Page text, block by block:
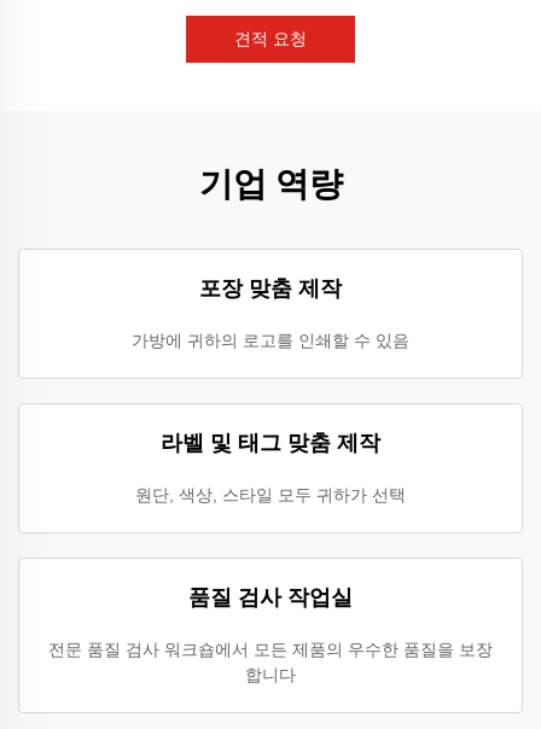
견적 요청
기업 역량
포장 맞춤 제작
가방에 귀하의 로고를 인쇄할 수 있음
라벨 및 태그 맞춤 제작
원단, 색상, 스타일 모두 귀하가 선택
품질 검사 작업실
전문 품질 검사 워크숍에서 모든 제품의 우수한 품질을 보장
합니다